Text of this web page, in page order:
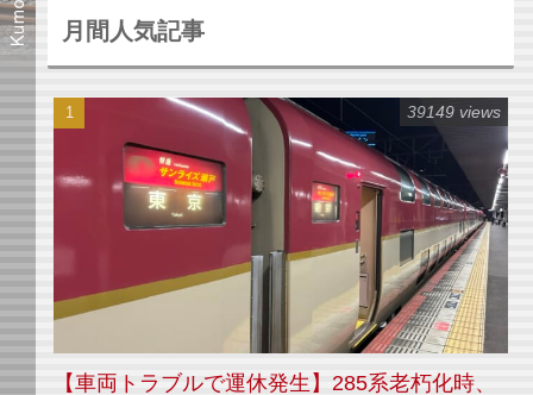
月間人気記事
【車両トラブルで運休発生】285系老朽化時、
39149 views